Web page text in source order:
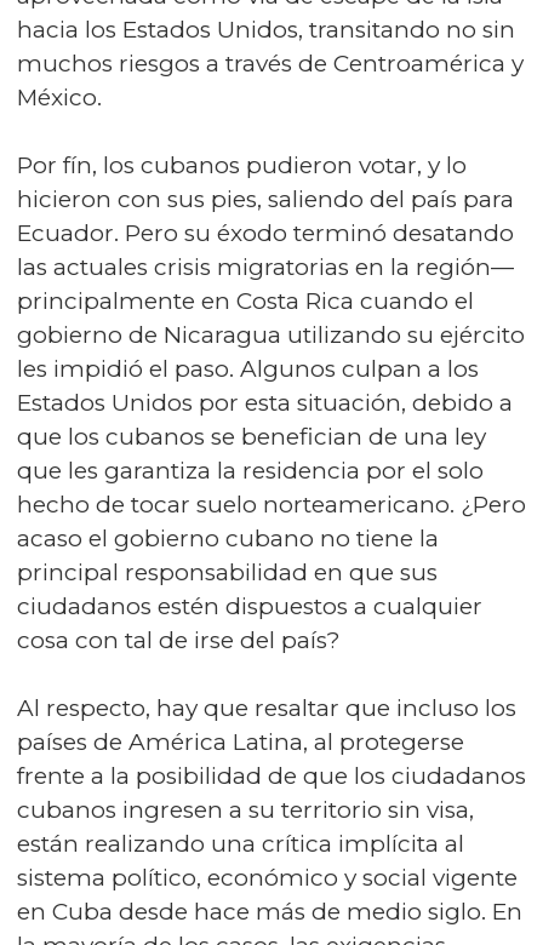
hacia los Estados Unidos, transitando no sin
muchos riesgos a través de Centroamérica y
México.
Por fín, los cubanos pudieron votar, y lo
hicieron con sus pies, saliendo del país para
Ecuador. Pero su éxodo terminó desatando
las actuales crisis migratorias en la región—
principalmente en Costa Rica cuando el
gobierno de Nicaragua utilizando su ejército
les impidió el paso. Algunos culpan a los
Estados Unidos por esta situación, debido a
que los cubanos se benefician de una ley
que les garantiza la residencia por el solo
hecho de tocar suelo norteamericano. ¿Pero
acaso el gobierno cubano no tiene la
principal responsabilidad en que sus
ciudadanos estén dispuestos a cualquier
cosa con tal de irse del país?
Al respecto, hay que resaltar que incluso los
países de América Latina, al protegerse
frente a la posibilidad de que los ciudadanos
cubanos ingresen a su territorio sin visa,
están realizando una crítica implícita al
sistema político, económico y social vigente
en Cuba desde hace más de medio siglo. En